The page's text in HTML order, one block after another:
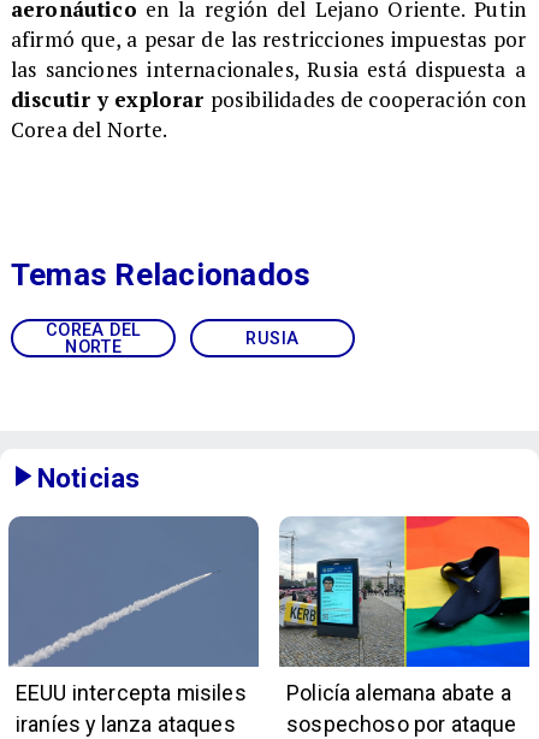
aeronáutico en la región del Lejano Oriente. Putin
afirmó que, a pesar de las restricciones impuestas por
las sanciones internacionales, Rusia está dispuesta a
discutir y explorar posibilidades de cooperación con
Corea del Norte.
COREA DEL
NORTE
RUSIA
Temas Relacionados
Noticias
EEUU intercepta misiles
iraníes y lanza ataques
Policía alemana abate a
sospechoso por ataque